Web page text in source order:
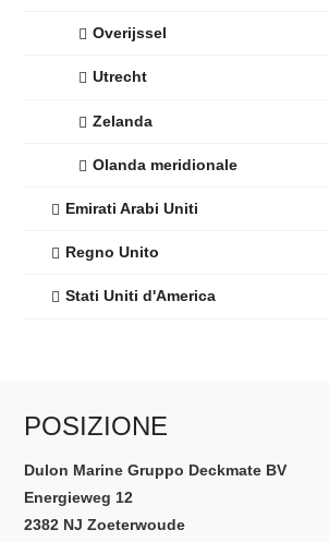
Overijssel
Utrecht
Zelanda
Olanda meridionale
Emirati Arabi Uniti
Regno Unito
Stati Uniti d'America
POSIZIONE
Dulon Marine Gruppo Deckmate BV
Energieweg 12
2382 NJ Zoeterwoude